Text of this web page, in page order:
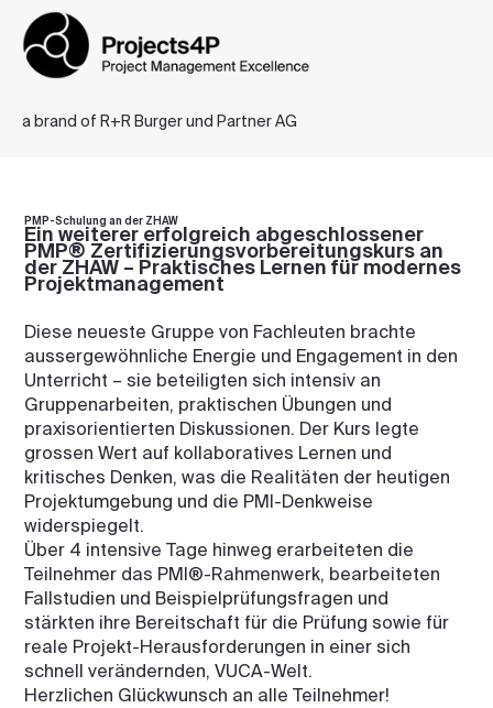
a brand of R+R Burger und Partner AG
PMP-Schulung an der ZHAW
Ein weiterer erfolgreich abgeschlossener
PMP® Zertifizierungsvorbereitungskurs an
der ZHAW – Praktisches Lernen für modernes
Projektmanagement
Diese neueste Gruppe von Fachleuten brachte
aussergewöhnliche Energie und Engagement in den
Unterricht – sie beteiligten sich intensiv an
Gruppenarbeiten, praktischen Übungen und
praxisorientierten Diskussionen. Der Kurs legte
grossen Wert auf kollaboratives Lernen und
kritisches Denken, was die Realitäten der heutigen
Projektumgebung und die PMI-Denkweise
widerspiegelt.
Über 4 intensive Tage hinweg erarbeiteten die
Teilnehmer das PMI®-Rahmenwerk, bearbeiteten
Fallstudien und Beispielprüfungsfragen und
stärkten ihre Bereitschaft für die Prüfung sowie für
reale Projekt-Herausforderungen in einer sich
schnell verändernden, VUCA-Welt.
Herzlichen Glückwunsch an alle Teilnehmer!